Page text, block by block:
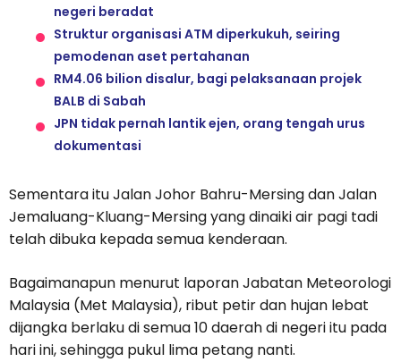
negeri beradat
Struktur organisasi ATM diperkukuh, seiring
pemodenan aset pertahanan
RM4.06 bilion disalur, bagi pelaksanaan projek
BALB di Sabah
JPN tidak pernah lantik ejen, orang tengah urus
dokumentasi
Sementara itu Jalan Johor Bahru-Mersing dan Jalan
Jemaluang-Kluang-Mersing yang dinaiki air pagi tadi
telah dibuka kepada semua kenderaan.
Bagaimanapun menurut laporan Jabatan Meteorologi
Malaysia (Met Malaysia), ribut petir dan hujan lebat
dijangka berlaku di semua 10 daerah di negeri itu pada
hari ini, sehingga pukul lima petang nanti.